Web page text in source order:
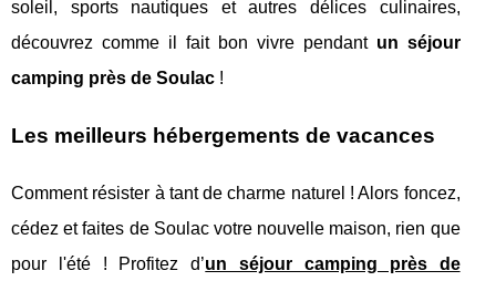
soleil, sports nautiques et autres délices culinaires,
découvrez comme il fait bon vivre pendant un séjour
camping près de Soulac !
Les meilleurs hébergements de vacances
Comment résister à tant de charme naturel ! Alors foncez,
cédez et faites de Soulac votre nouvelle maison, rien que
pour l'été ! Profitez d’un séjour camping près de